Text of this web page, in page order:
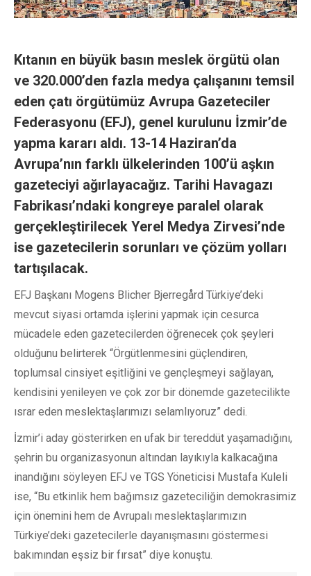
Kıtanın en büyük basın meslek örgütü olan
ve 320.000’den fazla medya çalışanını temsil
eden çatı örgütümüz Avrupa Gazeteciler
Federasyonu (EFJ), genel kurulunu İzmir’de
yapma kararı aldı. 13-14 Haziran’da
Avrupa’nın farklı ülkelerinden 100’ü aşkın
gazeteciyi ağırlayacağız. Tarihi Havagazı
Fabrikası’ndaki kongreye paralel olarak
gerçekleştirilecek Yerel Medya Zirvesi’nde
ise gazetecilerin sorunları ve çözüm yolları
tartışılacak.
EFJ Başkanı Mogens Blicher Bjerregård Türkiye’deki
mevcut siyasi ortamda işlerini yapmak için cesurca
mücadele eden gazetecilerden öğrenecek çok şeyleri
olduğunu belirterek “Örgütlenmesini güçlendiren,
toplumsal cinsiyet eşitliğini ve gençleşmeyi sağlayan,
kendisini yenileyen ve çok zor bir dönemde gazetecilikte
ısrar eden meslektaşlarımızı selamlıyoruz” dedi.
İzmir’i aday gösterirken en ufak bir tereddüt yaşamadığını,
şehrin bu organizasyonun altından layıkıyla kalkacağına
inandığını söyleyen EFJ ve TGS Yöneticisi Mustafa Kuleli
ise, “Bu etkinlik hem bağımsız gazeteciliğin demokrasimiz
için önemini hem de Avrupalı meslektaşlarımızın
Türkiye’deki gazetecilerle dayanışmasını göstermesi
bakımından eşsiz bir fırsat” diye konuştu.